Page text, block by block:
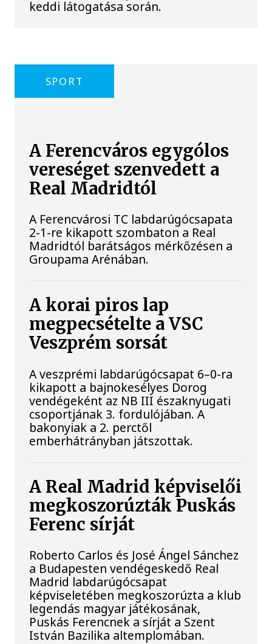
keddi látogatása során.
SPORT
A Ferencváros egygólos
vereséget szenvedett a
Real Madridtól
A Ferencvárosi TC labdarúgócsapata
2-1-re kikapott szombaton a Real
Madridtól barátságos mérkőzésen a
Groupama Arénában.
A korai piros lap
megpecsételte a VSC
Veszprém sorsát
A veszprémi labdarúgócsapat 6–0-ra
kikapott a bajnokesélyes Dorog
vendégeként az NB III északnyugati
csoportjának 3. fordulójában. A
bakonyiak a 2. perctől
emberhátrányban játszottak.
A Real Madrid képviselői
megkoszorúzták Puskás
Ferenc sírját
Roberto Carlos és José Ángel Sánchez
a Budapesten vendégeskedő Real
Madrid labdarúgócsapat
képviseletében megkoszorúzta a klub
legendás magyar játékosának,
Puskás Ferencnek a sírját a Szent
István Bazilika altemplomában.